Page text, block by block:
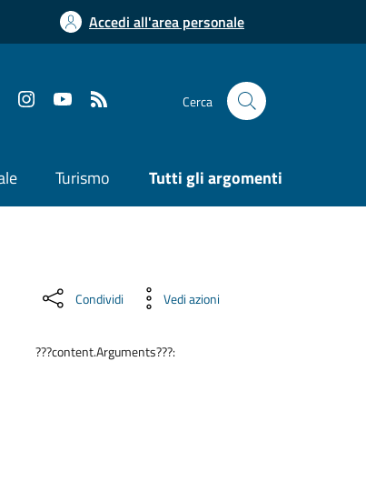
Accedi all'area personale
Cerca
Turismo Tutti gli argomenti
Condividi Vedi azioni
???content.Arguments???: